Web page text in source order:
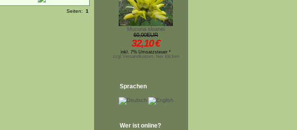
Seiten: 1
Mucuna sloanei
60,00EUR
32,10€
inkl. 7% Umsatzsteuer *
zzgl.Versandkosten, hier klicken
Sprachen
Wer ist online?